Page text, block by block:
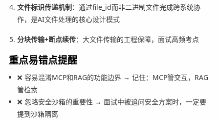
文件标识传递机制：通过file_id而非二进制文件完成跨系统协
作，是AI文件处理的核心设计模式
分块传输+断点续传：大文件传输的工程保障，面试高频考点
重点易错点提醒
❌ 容易混淆MCP和RAG的功能边界 → 记住：MCP管交互，RAG
管检索
❌ 忽略安全沙箱的重要性 → 面试中被追问安全方案时，一定要
提到沙箱隔离